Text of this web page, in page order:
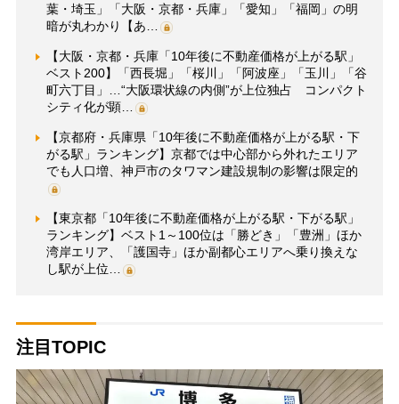
葉・埼玉」「大阪・京都・兵庫」「愛知」「福岡」の明
暗が丸わかり【あ…
【大阪・京都・兵庫「10年後に不動産価格が上がる駅」
ベスト200】「西長堀」「桜川」「阿波座」「玉川」「谷
町六丁目」…“大阪環状線の内側”が上位独占 コンパクト
シティ化が顕…
【京都府・兵庫県「10年後に不動産価格が上がる駅・下
がる駅」ランキング】京都では中心部から外れたエリア
でも人口増、神戸市のタワマン建設規制の影響は限定的
【東京都「10年後に不動産価格が上がる駅・下がる駅」
ランキング】ベスト1～100位は「勝どき」「豊洲」ほか
湾岸エリア、「護国寺」ほか副都心エリアへ乗り換えな
し駅が上位…
注目TOPIC